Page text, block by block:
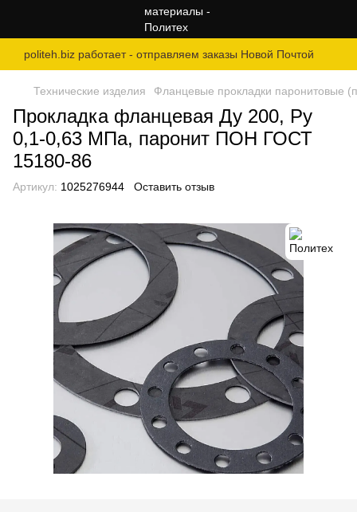
politeh.biz работает - отправляем заказы Новой Почтой
Технические изделия Фланцевые прокладки паронитовые
Прокладка фланцевая Ду 200, Ру
0,1-0,63 МПа, паронит ПОН ГОСТ
15180-86
Артикул: 1025276944 Оставить отзыв